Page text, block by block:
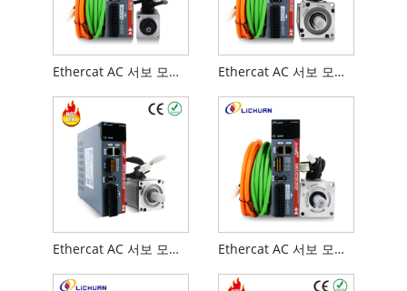
Ethercat AC 서보 모터 100W 3000rpm 0.32nm CNC 기계용 키트 Ethercat AC 서보 모터 200W 3000rpm 0.637nm A 키트
Ethercat AC 서보 모터 600W 3000rpm 1.91nm 키트 Ethercat AC 서보 모터 1000W 2500rpm 4nm 키트